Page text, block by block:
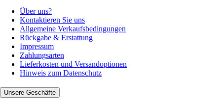
Über uns?
Kontaktieren Sie uns
Allgemeine Verkaufsbedingungen
Rückgabe & Erstattung
Impressum
Zahlungsarten
Lieferkosten und Versandoptionen
Hinweis zum Datenschutz
Unsere Geschäfte